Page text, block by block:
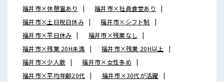
福井市×休憩室あり
福井市×社員食堂あり
福井市×土日祝日休み
福井市×シフト制
福井市×平日休み
福井市×残業なし
福井市×残業 20H未満
福井市×残業 20H以上
福井市×少人数
福井市×女性多め
福井市×平均年齢20代
福井市×30代が活躍